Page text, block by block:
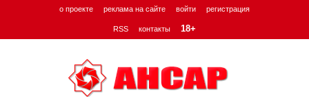
о проекте реклама на сайте войти регистрация
RSS контакты 18+